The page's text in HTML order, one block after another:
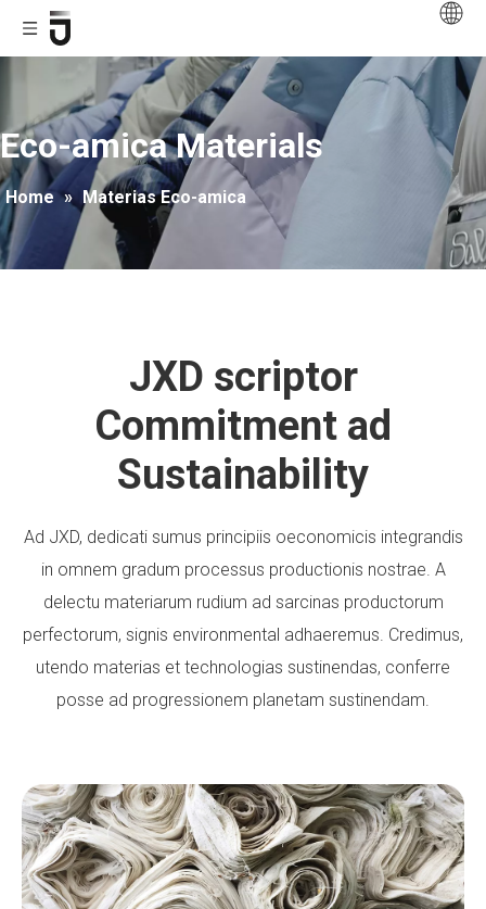
Eco-amica Materials
Home » Materias Eco-amica
JXD scriptor
Commitment ad
Sustainability
Ad JXD, dedicati sumus principiis oeconomicis integrandis
in omnem gradum processus productionis nostrae. A
delectu materiarum rudium ad sarcinas productorum
perfectorum, signis environmental adhaeremus. Credimus,
utendo materias et technologias sustinendas, conferre
posse ad progressionem planetam sustinendam.